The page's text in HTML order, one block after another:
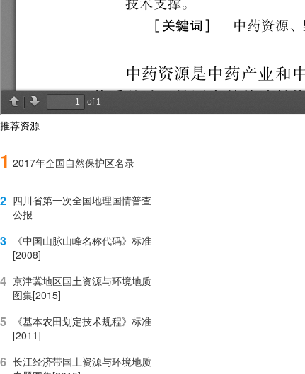
推荐资源
1 2017年全国自然保护区名录
2 四川省第一次全国地理国情普查
公报
3
《中国山脉山峰名称代码》标准
[2008]
4 京津冀地区国土资源与环境地质
图集[2015]
5
《基本农田划定技术规程》标准
[2011]
6 长江经济带国土资源与环境地质